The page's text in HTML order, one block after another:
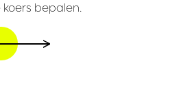
koers bepalen.